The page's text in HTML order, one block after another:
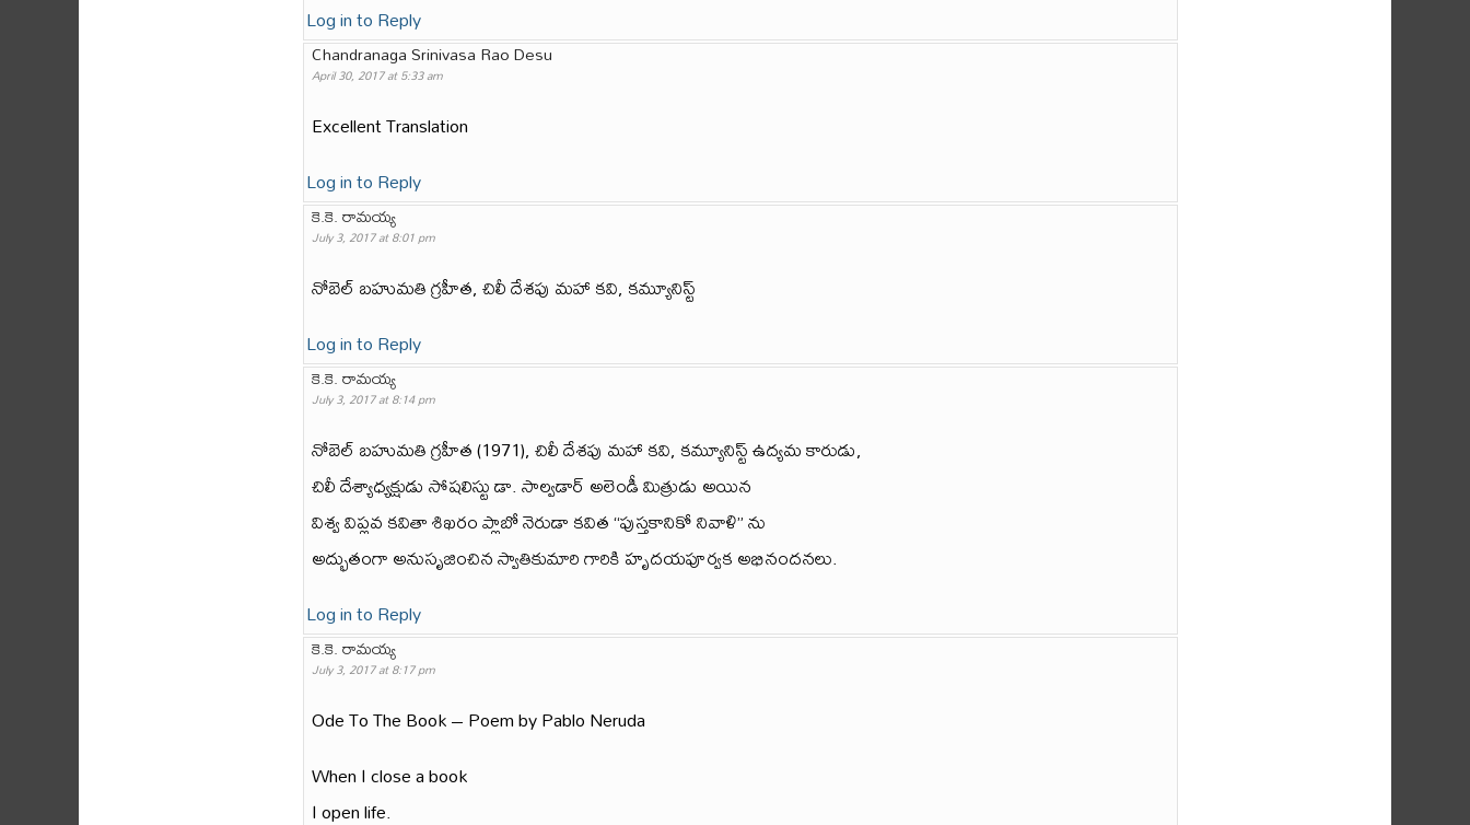
Log in to Reply
Chandranaga Srinivasa Rao Desu
April 30, 2017 at 5:33 am
Excellent Translation
Log in to Reply
కె.కె. రామయ్య
July 3, 2017 at 8:01 pm
నోబెల్ బహుమతి గ్రహీత, చిలీ దేశపు మహా కవి, కమ్యూనిస్ట్
Log in to Reply
కె.కె. రామయ్య
July 3, 2017 at 8:14 pm
నోబెల్ బహుమతి గ్రహీత (1971), చిలీ దేశపు మహా కవి, కమ్యూనిస్ట్ ఉద్యమ కారుడు,
చిలీ దేశ్యాధ్యక్షుడు సోషలిస్టు డా. సాల్వడార్ అలెండీ మిత్రుడు అయిన
విశ్వ విప్లవ కవితా శిఖరం ప్లాబో నెరుడా కవిత “పుస్తకానికో నివాళి” ను
అద్భుతంగా అనుసృజించిన స్వాతికుమారి గారికి హృదయపూర్వక అభినందనలు.
Log in to Reply
కె.కె. రామయ్య
July 3, 2017 at 8:17 pm
Ode To The Book – Poem by Pablo Neruda
When I close a book
I open life.